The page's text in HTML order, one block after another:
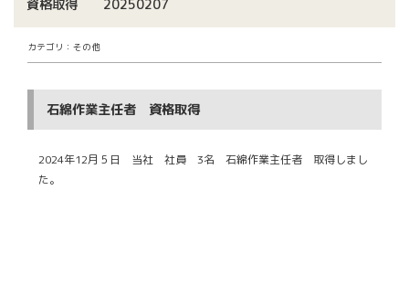
資格取得 20250207
カテゴリ：その他
石綿作業主任者 資格取得
2024年12月５日 当社 社員 3名 石綿作業主任者 取得しまし
た。